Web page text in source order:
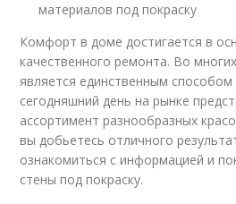
материалов под покраску
Комфорт в доме достигается в
качественного ремонта. Во
является единственным
сегодняшний день на рынке
ассортимент разнообразных
вы добьетесь отличного
ознакомиться с информацией и
стены под покраску.